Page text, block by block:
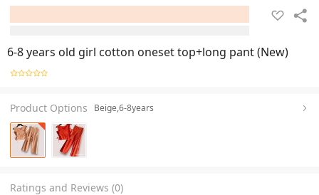
6-8 years old girl cotton oneset top+long pant (New)
Product Options Beige,6-8years
Ratings and Reviews (0)